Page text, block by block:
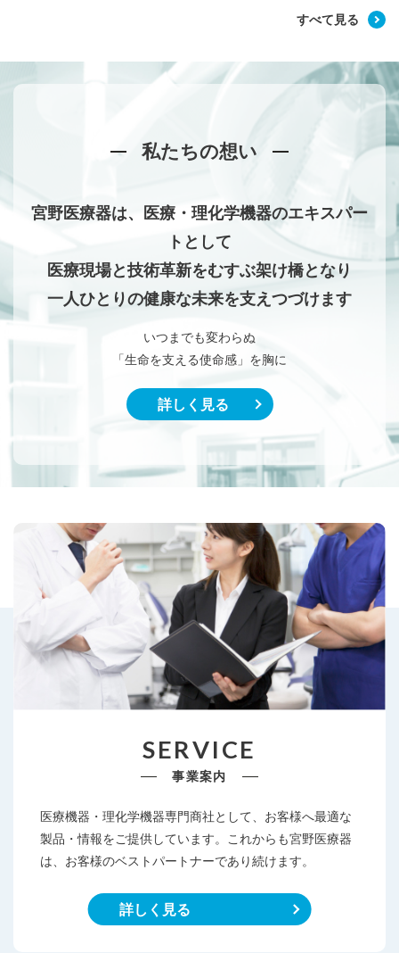
すべて見る
私たちの想い
宮野医療器は、医療・理化学機器のエキスパー
トとして
医療現場と技術革新をむすぶ架け橋となり
一人ひとりの健康な未来を支えつづけます
いつまでも変わらぬ
「生命を支える使命感」を胸に
詳しく見る
SERVICE
事業案内
医療機器・理化学機器専門商社として、お客様へ最適な
製品・情報をご提供しています。これからも宮野医療器
は、お客様のベストパートナーであり続けます。
詳しく見る